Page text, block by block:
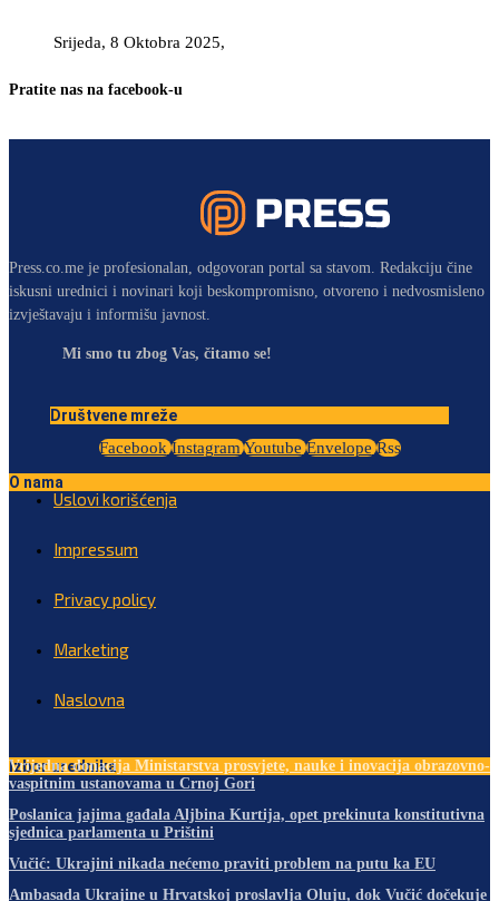
Srijeda, 8 Oktobra 2025,
Pratite nas na facebook-u
Press.co.me je profesionalan, odgovoran portal sa stavom. Redakciju čine
iskusni urednici i novinari koji beskompromisno, otvoreno i nedvosmisleno
izvještavaju i informišu javnost.
Mi smo tu zbog Vas, čitamo se!
Društvene mreže
Facebook Instagram Youtube Envelope Rss
O nama
Uslovi korišćenja
Impressum
Privacy policy
Marketing
Naslovna
Izbor urednika
Vrijedna donacija Ministarstva prosvjete, nauke i inovacija obrazovno-
vaspitnim ustanovama u Crnoj Gori
Poslanica jajima gađala Aljbina Kurtija, opet prekinuta konstitutivna
sjednica parlamenta u Prištini
Vučić: Ukrajini nikada nećemo praviti problem na putu ka EU
Ambasada Ukrajine u Hrvatskoj proslavlja Oluju, dok Vučić dočekuje